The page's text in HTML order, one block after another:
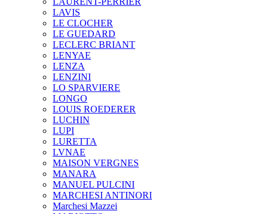
LAVIS
LE CLOCHER
LE GUEDARD
LECLERC BRIANT
LENYAE
LENZA
LENZINI
LO SPARVIERE
LONGO
LOUIS ROEDERER
LUCHIN
LUPI
LURETTA
LVNAE
MAISON VERGNES
MANARA
MANUEL PULCINI
MARCHESI ANTINORI
Marchesi Mazzei